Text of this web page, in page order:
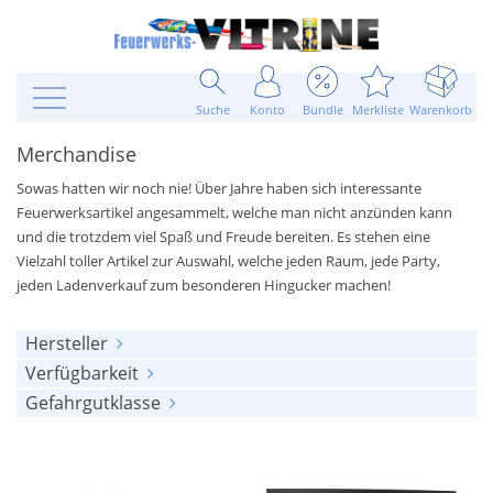
Suche Konto Bundle Merkliste Warenkorb
Merchandise
Sowas hatten wir noch nie! Über Jahre haben sich interessante
Feuerwerksartikel angesammelt, welche man nicht anzünden kann
und die trotzdem viel Spaß und Freude bereiten. Es stehen eine
Vielzahl toller Artikel zur Auswahl, welche jeden Raum, jede Party,
jeden Ladenverkauf zum besonderen Hingucker machen!
Hersteller
alle anzeigen
Depyfag
Verfügbarkeit
alle anzeigen
Gefahrgutklasse